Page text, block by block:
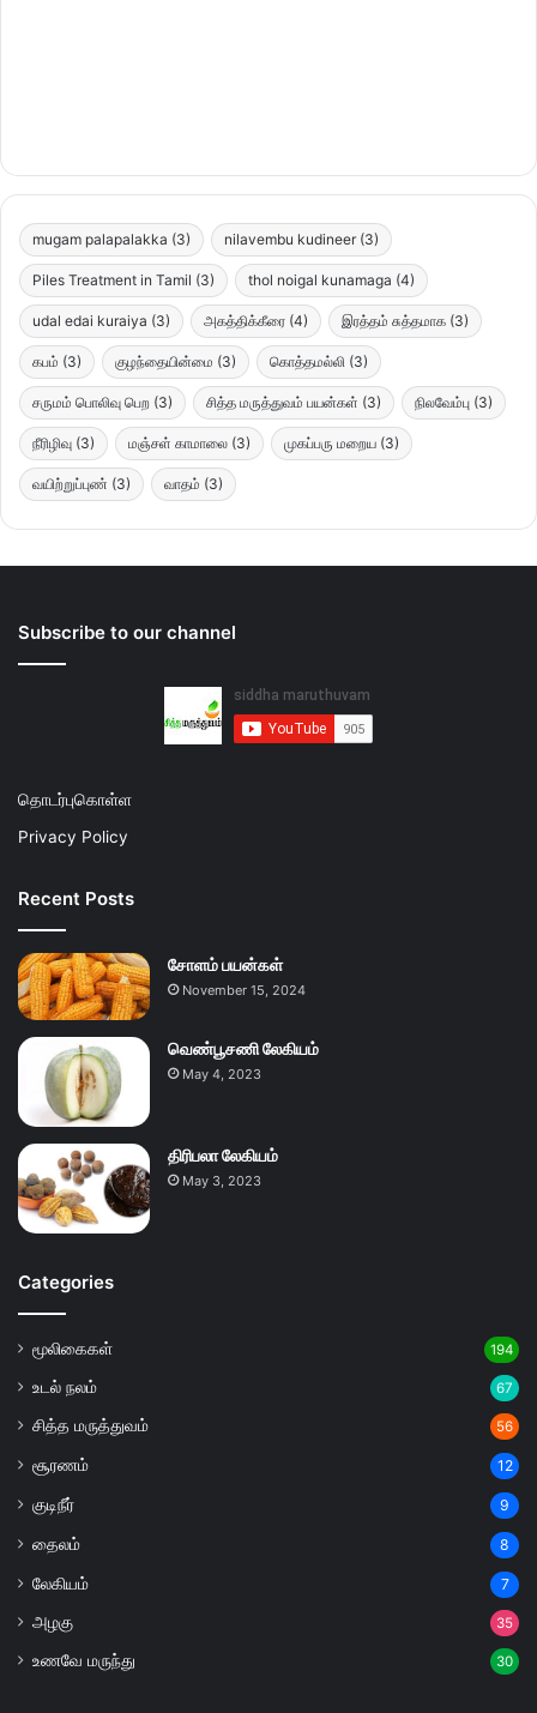
mugam palapalakka (3) nilavembu kudineer (3)
Piles Treatment in Tamil (3) thol noigal kunamaga (4)
udal edai kuraiya (3) அகத்திக்கீரை (4) இரத்தம் சுத்தமாக (3)
கபம் (3) குழந்தையின்மை (3) கொத்தமல்லி (3)
சருமம் பொலிவு பெற (3) சித்த மருத்துவம் பயன்கள் (3) நிலவேம்பு (3)
நீரிழிவு (3) மஞ்சள் காமாலை (3) முகப்பரு மறைய (3)
வயிற்றுப்புண் (3) வாதம் (3)
Subscribe to our channel
தொடர்புகொள்ள
Privacy Policy
Recent Posts
சோளம் பயன்கள்
November 15, 2024
வெண்பூசணி லேகியம்
May 4, 2023
திரிபலா லேகியம்
May 3, 2023
Categories
மூலிகைகள் 194
உடல் நலம் 67
சித்த மருத்துவம் 56
சூரணம் 12
குடிநீர் 9
தைலம் 8
லேகியம் 7
அழகு 35
உணவே மருந்து 30